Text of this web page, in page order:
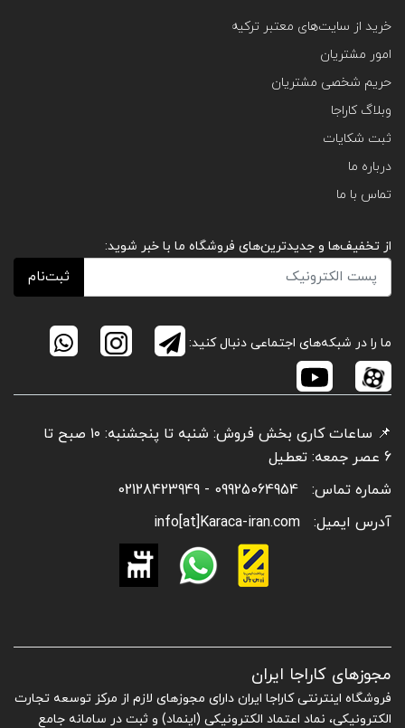
خرید از سایت‌های معتبر ترکیه
امور مشتریان
حریم شخصی مشتریان
وبلاگ کاراجا
ثبت شکایات
درباره ما
تماس با ما
از تخفیف‌ها و جدیدترین‌های فروشگاه ما با خبر شوید:
ثبت‌نام
ما را در شبکه‌های اجتماعی دنبال کنید:
📌 ساعات کاری بخش فروش: شنبه تا پنجشنبه: ۱۰ صبح تا
6 عصر جمعه: تعطیل
شماره تماس:
09925064954 - 02128423949
آدرس ایمیل:
info[at]Karaca-iran.com
مجوزهای کاراجا ایران
فروشگاه اینترنتی کاراجا ایران دارای مجوزهای لازم از مرکز توسعه تجارت
الکترونیکی، نماد اعتماد الکترونیکی (اینماد) و ثبت در سامانه جامع